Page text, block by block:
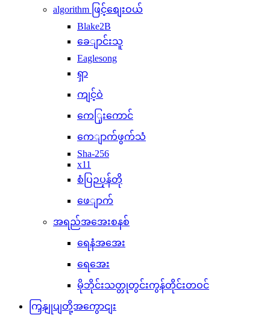
algorithm ဖြင့်စျေးဝယ်
Blake2B
ခေျာင်းသူ
Eaglesong
ရှာ
ကျင့်ဝဲ
ကေြှးကောင်
ကေျာက်ဖွက်သံ
Sha-256
x11
စံပြဉပုန်တို
ဖေျာက်
အရည်အအေးစနစ်
ရေနံအအေး
ရေအေး
မိုဘိုင်းသတ္တုတွင်းကွန်တိုင်းတဝင်
ကြှနျုပျတို့အကွောငျး